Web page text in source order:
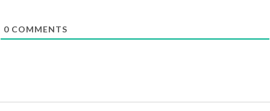
0 COMMENTS